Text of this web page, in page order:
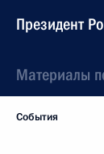
Президент
Материалы
События